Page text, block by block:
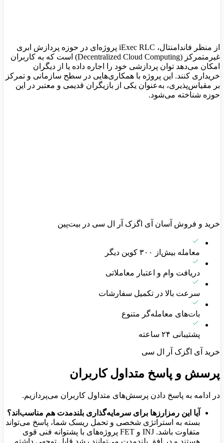
از منظر فاندامنتال، iExec RLC پروژه‌ای در حوزه پردازش ابری
غیرمتمرکز (Decentralized Cloud Computing) است که به کاربران
امکان می‌دهد توان پردازشی خود را اجاره داده یا از دیگران
خریداری کنند. این پروژه با همکاری‌هایی در سطح سازمانی و تمرکز
بر مقیاس‌پذیری، به‌عنوان یکی از بازیگران قدیمی و معتبر در این
حوزه شناخته می‌شود.
خرید و فروش آسان آی اگزک آر ال سی در بیت‌پین
معامله بیش‌از ۳۰۰ کوین دیگر
دریافت وام و اعتبار معاملاتی
سرعت بالا در تکمیل سفارشات
بات‌های معامله‌گر متنوع
پشتیبانی ۲۴ ساعته
خرید آی اگزک آر ال سی
پرسش و پاسخ متداول کاربران
در ادامه به پاسخ دادن پرسش‌های متداول کاربران می‌پردازیم.
آیا این رمزارزها برای سرمایه‌گذاری بلندمدت هم مناسب‌اند؟
بسته به استراتژی شخصی و تحمل ریسک شما، پاسخ می‌تواند
متفاوت باشد. INJ و FET پروژه‌های با پشتوانه فنی قوی
هستند و در افق بلندمدت می‌توانند رشد قابل توجهی داشته